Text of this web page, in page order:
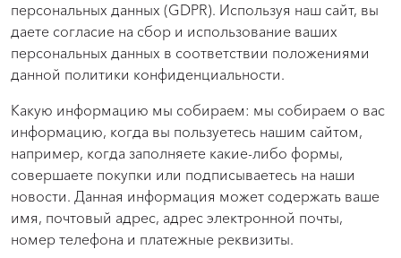
персональных данных (GDPR). Используя наш сайт, вы
даете согласие на сбор и использование ваших
персональных данных в соответствии положениями
данной политики конфиденциальности.
Какую информацию мы собираем: мы собираем о вас
информацию, когда вы пользуетесь нашим сайтом,
например, когда заполняете какие-либо формы,
совершаете покупки или подписываетесь на наши
новости. Данная информация может содержать ваше
имя, почтовый адрес, адрес электронной почты,
номер телефона и платежные реквизиты.